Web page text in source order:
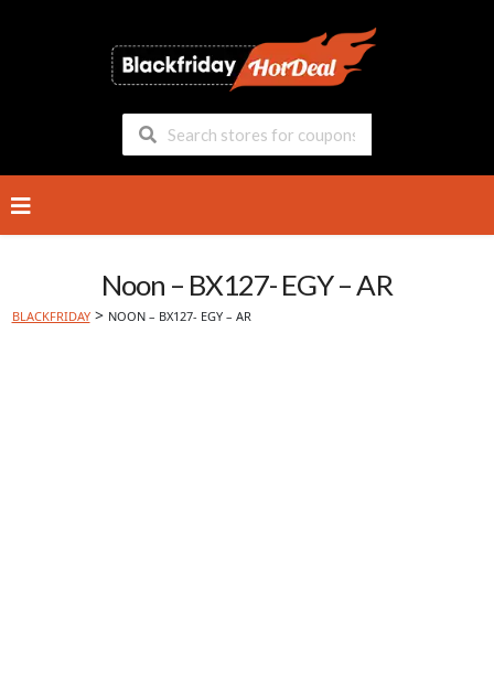
to
content
Noon – BX127- EGY – AR
BLACKFRIDAY> NOON – BX127- EGY – AR